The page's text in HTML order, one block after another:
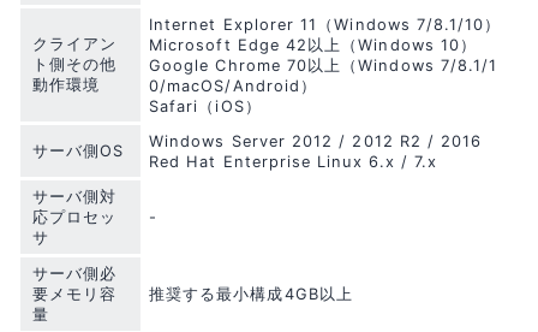
クライアン
ト側その他
動作環境
Internet Explorer 11（Windows 7/8.1/10）
Microsoft Edge 42以上（Windows 10）
Google Chrome 70以上（Windows 7/8.1/1
0/macOS/Android）
Safari（iOS）
サーバ側OS
Windows Server 2012 / 2012 R2 / 2016
Red Hat Enterprise Linux 6.x / 7.x
サーバ側対
応プロセッ
サ
-
サーバ側必
要メモリ容
量
推奨する最小構成4GB以上